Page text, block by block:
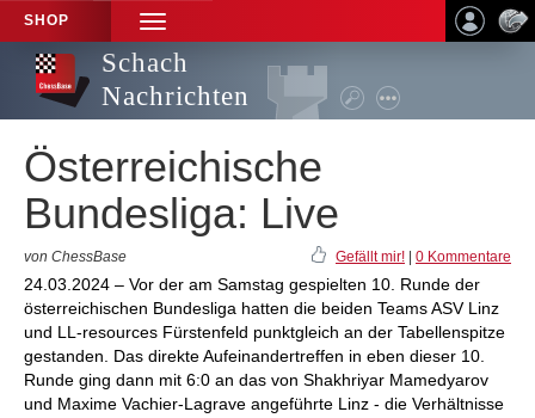
SHOP
TOGGLE
NAVIGATION
Schach
Nachrichten
Österreichische
Bundesliga: Live
von ChessBase Gefällt mir! 0 Kommentare
24.03.2024 – Vor der am Samstag gespielten 10. Runde der
österreichischen Bundesliga hatten die beiden Teams ASV Linz
und LL-resources Fürstenfeld punktgleich an der Tabellenspitze
gestanden. Das direkte Aufeinandertreffen in eben dieser 10.
Runde ging dann mit 6:0 an das von Shakhriyar Mamedyarov
und Maxime Vachier-Lagrave angeführte Linz - die Verhältnisse